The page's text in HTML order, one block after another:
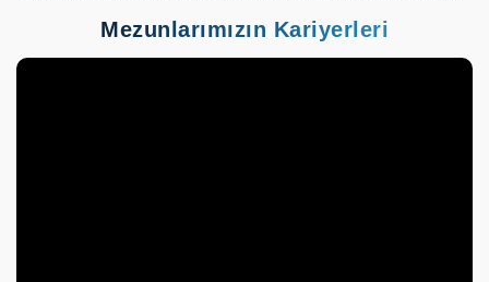
Mezunlarımızın Kariyerleri